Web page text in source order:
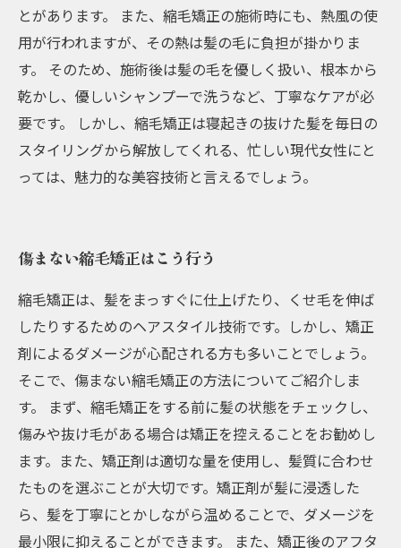
とがあります。 また、縮毛矯正の施術時にも、熱風の使
用が行われますが、その熱は髪の毛に負担が掛かりま
す。 そのため、施術後は髪の毛を優しく扱い、根本から
乾かし、優しいシャンプーで洗うなど、丁寧なケアが必
要です。 しかし、縮毛矯正は寝起きの抜けた髪を毎日の
スタイリングから解放してくれる、忙しい現代女性にと
っては、魅力的な美容技術と言えるでしょう。
傷まない縮毛矯正はこう行う
縮毛矯正は、髪をまっすぐに仕上げたり、くせ毛を伸ば
したりするためのヘアスタイル技術です。しかし、矯正
剤によるダメージが心配される方も多いことでしょう。
そこで、傷まない縮毛矯正の方法についてご紹介しま
す。 まず、縮毛矯正をする前に髪の状態をチェックし、
傷みや抜け毛がある場合は矯正を控えることをお勧めし
ます。また、矯正剤は適切な量を使用し、髪質に合わせ
たものを選ぶことが大切です。矯正剤が髪に浸透した
ら、髪を丁寧にとかしながら温めることで、ダメージを
最小限に抑えることができます。 また、矯正後のアフタ